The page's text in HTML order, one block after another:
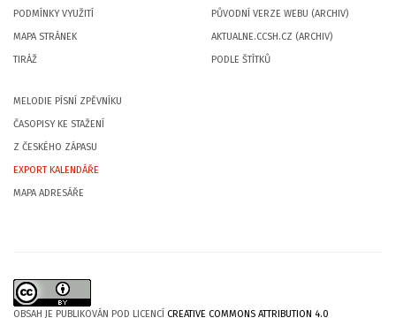
PODMÍNKY VYUŽITÍ
MAPA STRÁNEK
TIRÁŽ
PŮVODNÍ VERZE WEBU (ARCHIV)
AKTUALNE.CCSH.CZ (ARCHIV)
PODLE ŠTÍTKŮ
MELODIE PÍSNÍ ZPĚVNÍKU
ČASOPISY KE STAŽENÍ
Z ČESKÉHO ZÁPASU
EXPORT KALENDÁŘE
MAPA ADRESÁŘE
OBSAH JE PUBLIKOVÁN POD LICENCÍ CREATIVE COMMONS ATTRIBUTION 4.0